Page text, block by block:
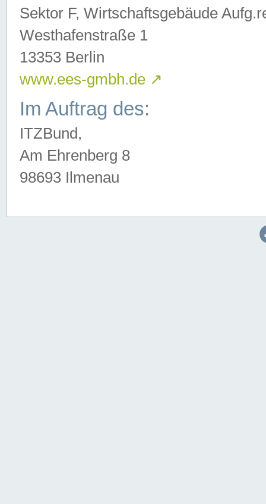
Sektor F, Wirtschaftsgebäude
Westhafenstraße 1
13353 Berlin
www.ees-gmbh.de ↗
Im Auftrag des:
ITZBund,
Am Ehrenberg 8
98693 Ilmenau